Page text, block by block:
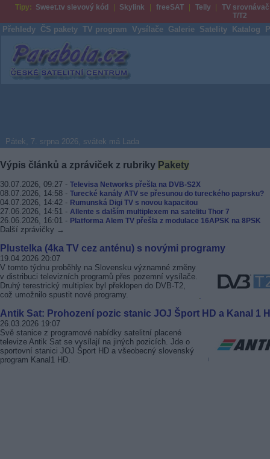
Tipy: Sweet.tv slevový kód Skylink freeSAT Telly
TV srovnávač
T/T2
Přehledy ČS pakety TV program Vysílače Galerie Satelity Katalog
Parabola.cz
Pátek, 7. srpna 2026, svátek má Lada
Výpis článků a zpráviček z rubriky Pakety
30.07.2026, 09:27 - Televisa Networks přešla na DVB-S2X
08.07.2026, 14:58 - Turecké kanály ATV se přesunou do tureckého paprsku?
04.07.2026, 14:42 - Rumunská Digi TV s novou kapacitou
27.06.2026, 14:51 - Allente s dalším multiplexem na satelitu Thor 7
26.06.2026, 16:01 - Platforma Alem TV přešla z modulace 16APSK na 8PSK
Další zprávičky →
Plustelka (4ka TV cez anténu) s novými programy
19.04.2026 20:07
V tomto týdnu proběhly na Slovensku významné změny
v distribuci televizních programů přes pozemní vysílače.
Druhý terestrický multiplex byl překlopen do DVB-T2,
což umožnilo spustit nové programy.
Antik Sat: Prohození pozic stanic JOJ Šport HD a Kanal 1
26.03.2026 19:07
Svě stanice z programové nabídky satelitní placené
televize Antik Sat se vysílají na jiných pozicích. Jde o
sportovní stanici JOJ Šport HD a všeobecný slovenský
program Kanal1 HD.